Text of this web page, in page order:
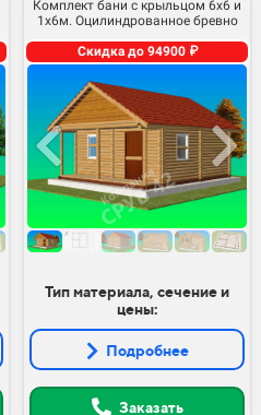
Комплект бани с крыльцом 6х6 и
1х6м. Оцилиндрованное бревно
Скидка до 94900 ₽
Тип материала, сечение и
цены:
Подробнее
Заказать